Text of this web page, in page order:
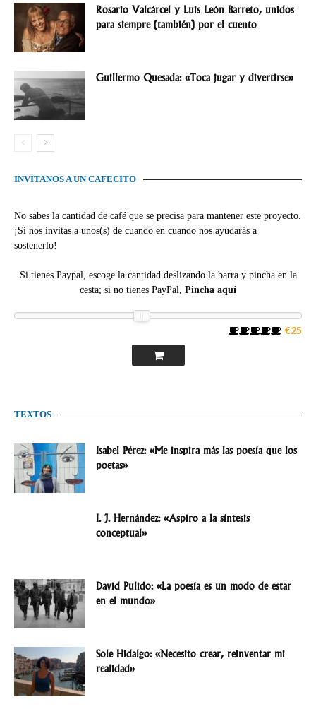
Rosario Valcárcel y Luis León Barreto, unidos
para siempre (también) por el cuento
Guillermo Quesada: «Toca jugar y divertirse»
INVÍTANOS A UN CAFECITO
No sabes la cantidad de café que se precisa para mantener este proyecto.
¡Si nos invitas a unos(s) de cuando en cuando nos ayudarás a
sostenerlo!
Si tienes Paypal, escoge la cantidad deslizando la barra y pincha en la
cesta; si no tienes PayPal, Pincha aquí
€25
TEXTOS
Isabel Pérez: «Me inspira más las poesía que los
poetas»
I. J. Hernández: «Aspiro a la síntesis
conceptual»
David Pulido: «La poesía es un modo de estar
en el mundo»
Sole Hidalgo: «Necesito crear, reinventar mi
realidad»